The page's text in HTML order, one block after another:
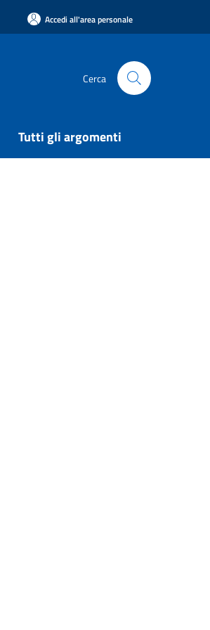
Accedi all'area personale
Cerca
Tutti gli argomenti